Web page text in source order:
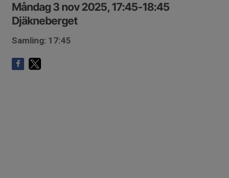
Måndag 3 nov 2025, 17:45-18:45
Djäkneberget
Samling: 17:45